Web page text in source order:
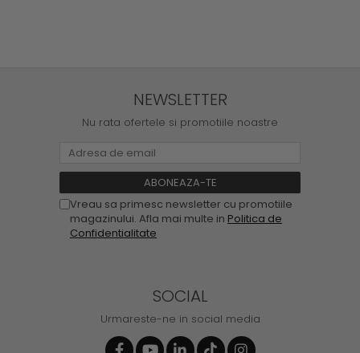
NEWSLETTER
Nu rata ofertele si promotiile noastre
Vreau sa primesc newsletter cu promotiile
magazinului. Afla mai multe in Politica de
Confidentialitate
SOCIAL
Urmareste-ne in social media